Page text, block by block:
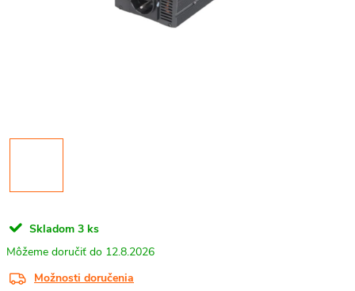
Skladom 3 ks
12.8.2026
Možnosti doručenia